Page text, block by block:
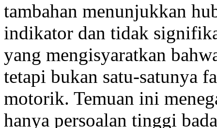
tambahan menunjukkan
indikator dan tidak
yang mengisyaratkan
tetapi bukan satu-satunya
motorik. Temuan ini
hanya persoalan tinggi